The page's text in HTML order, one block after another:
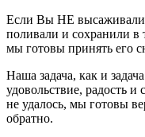
Если Вы НЕ высаживали
поливали и сохранили в
мы готовы принять его
Наша задача, как и
удовольствие, радость
не удалось, мы готовы
обратно.